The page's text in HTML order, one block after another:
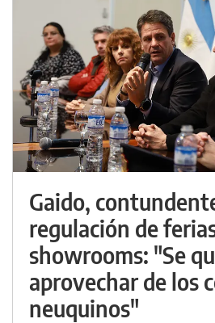
Gaido,
regulación de
showrooms: "Se
aprovechar de los
neuquinos"